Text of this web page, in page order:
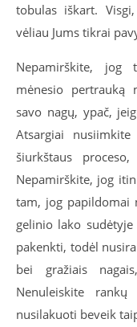
tobulas iškart.
vėliau Jums tikrai
Nepamirškite, jog
mėnesio pertrauką
savo nagų, ypač,
Atsargiai
šiurkštaus
Nepamirškite, jog
tam, jog papildomai
gelinio lako
pakenkti, todėl
bei gražiais
Nenuleiskite
nusilakuoti beveik